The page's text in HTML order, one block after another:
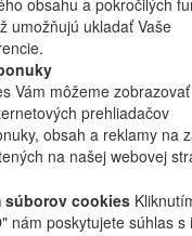
umožňujú ukladať Vaše
Vám môžeme zobrazovať
prehliadačov
obsah a reklamy na
na našej webovej
súborov cookies
nám poskytujete súhlas